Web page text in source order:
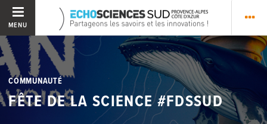
MENU
COMMUNAUTÉ
FÊTE DE LA SCIENCE #FDSSUD